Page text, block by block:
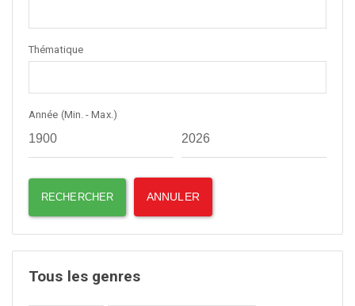
Thématique
Année (Min. - Max.)
Tous les genres